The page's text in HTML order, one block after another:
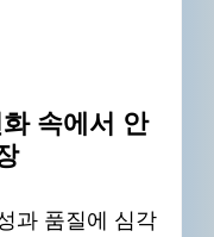
속에서 안
과 품질에 심각